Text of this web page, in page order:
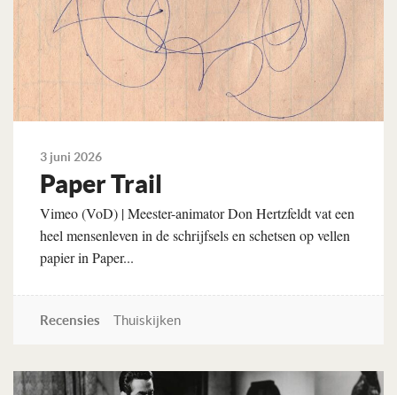
3 juni 2026
Paper Trail
Vimeo (VoD) | Meester-animator Don Hertzfeldt vat een
heel mensenleven in de schrijfsels en schetsen op vellen
papier in Paper...
Recensies Thuiskijken
Lees verder